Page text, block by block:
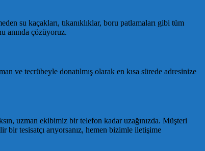
su kaçakları, tıkanıklıklar, boru patlamaları gibi tüm
anında çözüyoruz.
ve tecrübeyle donatılmış olarak en kısa sürede adresinize
uzman ekibimiz bir telefon kadar uzağınızda. Müşteri
tesisatçı arıyorsanız, hemen bizimle iletişime